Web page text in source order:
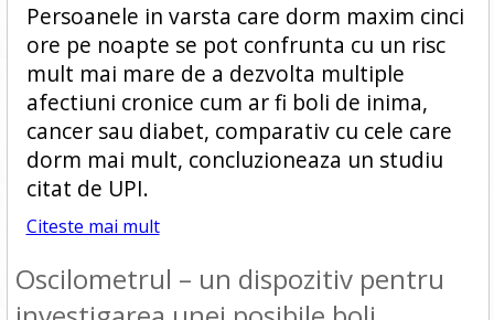
Persoanele in varsta care dorm maxim cinci
ore pe noapte se pot confrunta cu un risc
mult mai mare de a dezvolta multiple
afectiuni cronice cum ar fi boli de inima,
cancer sau diabet, comparativ cu cele care
dorm mai mult, concluzioneaza un studiu
citat de UPI.
Citeste mai mult
Oscilometrul – un dispozitiv pentru